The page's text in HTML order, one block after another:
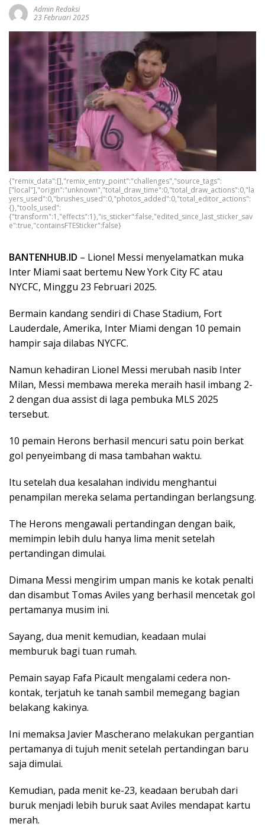
Admin Redaksi
23 Februari 2025
{"remix_data":[],"remix_entry_point":"challenges","source_tags":
["local"],"origin":"unknown","total_draw_time":0,"total_draw_actions":0,"la
yers_used":0,"brushes_used":0,"photos_added":0,"total_editor_actions":
{},"tools_used":
{"transform":1,"effects":1},"is_sticker":false,"edited_since_last_sticker_sav
e":true,"containsFTESticker":false}
BANTENHUB.ID – Lionel Messi menyelamatkan muka
Inter Miami saat bertemu New York City FC atau
NYCFC, Minggu 23 Februari 2025.
Bermain kandang sendiri di Chase Stadium, Fort
Lauderdale, Amerika, Inter Miami dengan 10 pemain
hampir saja dilabas NYCFC.
Namun kehadiran Lionel Messi merubah nasib Inter
Milan, Messi membawa mereka meraih hasil imbang 2-
2 dengan dua assist di laga pembuka MLS 2025
tersebut.
10 pemain Herons berhasil mencuri satu poin berkat
gol penyeimbang di masa tambahan waktu.
Itu setelah dua kesalahan individu menghantui
penampilan mereka selama pertandingan berlangsung.
The Herons mengawali pertandingan dengan baik,
memimpin lebih dulu hanya lima menit setelah
pertandingan dimulai.
Dimana Messi mengirim umpan manis ke kotak penalti
dan disambut Tomas Aviles yang berhasil mencetak gol
pertamanya musim ini.
Sayang, dua menit kemudian, keadaan mulai
memburuk bagi tuan rumah.
Pemain sayap Fafa Picault mengalami cedera non-
kontak, terjatuh ke tanah sambil memegang bagian
belakang kakinya.
Ini memaksa Javier Mascherano melakukan pergantian
pertamanya di tujuh menit setelah pertandingan baru
saja dimulai.
Kemudian, pada menit ke-23, keadaan berubah dari
buruk menjadi lebih buruk saat Aviles mendapat kartu
merah.